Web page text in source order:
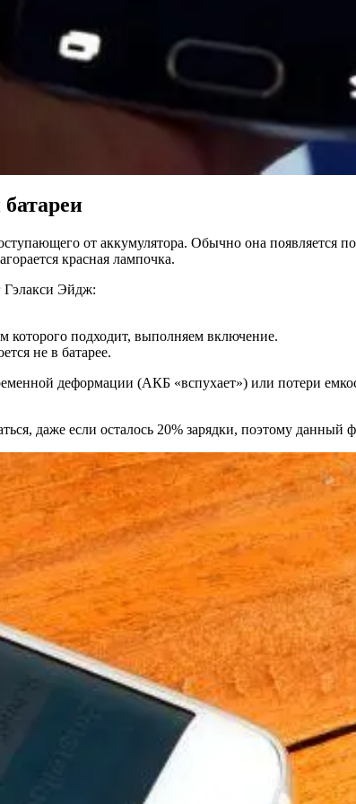
от аккумулятора. Обычно она появляется
красная лампочка.
Гэлакси Эйдж:
которого подходит, выполняем включение.
не в батарее.
деформации (АКБ «вспухает») или потери
даже если осталось 20% зарядки, поэтому данный